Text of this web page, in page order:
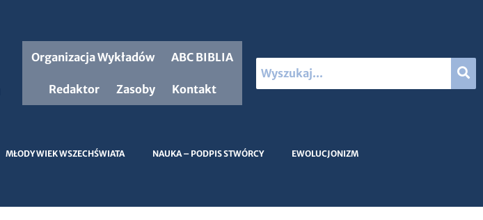
Organizacja Wykładów ABC BIBLIA
Redaktor Zasoby Kontakt
MŁODY WIEK WSZECHŚWIATA NAUKA – PODPIS STWÓRCY EWOLUCJONIZM